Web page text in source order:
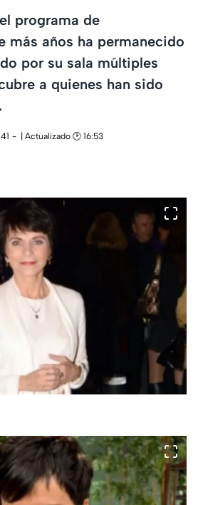
programa de
más años ha permanecido
por su sala múltiples
a quienes han sido
| Actualizado 🕑 16:53